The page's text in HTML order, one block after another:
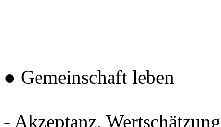
● Gemeinschaft leben
- Akzeptanz,